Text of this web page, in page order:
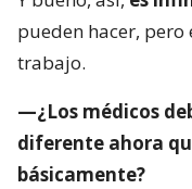
pueden hacer, pero
trabajo.
—¿Los médicos
diferente ahora
básicamente?